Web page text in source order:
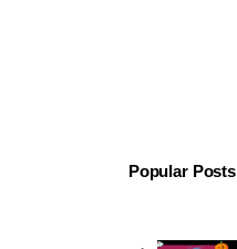
Popular Posts